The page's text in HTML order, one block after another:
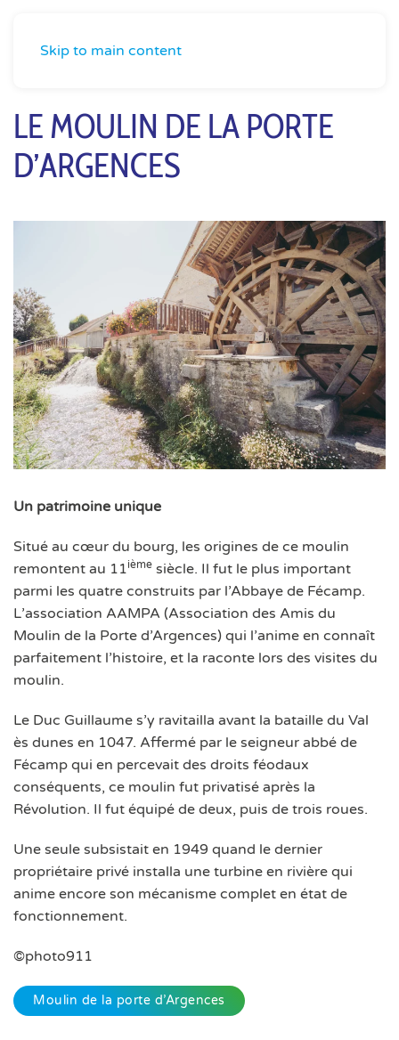
Skip to main content
LE MOULIN DE LA PORTE
D’ARGENCES
Un patrimoine unique
Situé au cœur du bourg, les origines de ce moulin
remontent au 11ième siècle. Il fut le plus important
parmi les quatre construits par l’Abbaye de Fécamp.
L’association AAMPA (Association des Amis du
Moulin de la Porte d’Argences) qui l’anime en connaît
parfaitement l’histoire, et la raconte lors des visites du
moulin.
Le Duc Guillaume s’y ravitailla avant la bataille du Val
ès dunes en 1047. Affermé par le seigneur abbé de
Fécamp qui en percevait des droits féodaux
conséquents, ce moulin fut privatisé après la
Révolution. Il fut équipé de deux, puis de trois roues.
Une seule subsistait en 1949 quand le dernier
propriétaire privé installa une turbine en rivière qui
anime encore son mécanisme complet en état de
fonctionnement.
©photo911
Moulin de la porte d’Argences